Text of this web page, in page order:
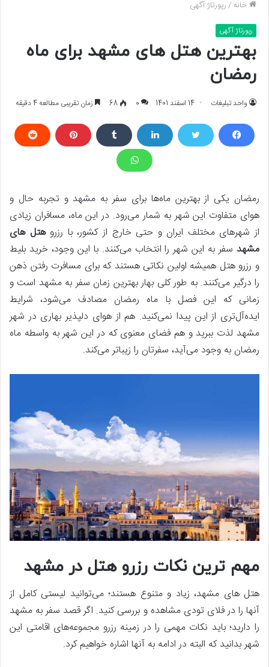
خانه /رپورتاژ آگهی
رپورتاژ آگهی
بهترین هتل های مشهد برای ماه
رمضان
واحد تبلیغات 14 اسفند 1401 0
68 زمان تقریبی مطالعه 4 دقیقه
رمضان یکی از بهترین ماه‌ها برای سفر به مشهد و تجربه حال و
هوای متفاوت این شهر به شمار می‌رود. در این ماه، مسافران زیادی
از شهرهای مختلف ایران و حتی خارج از کشور، با رزروهتل های
مشهد سفر به این شهر را انتخاب می‌کنند. با این وجود، خرید بلیط
و رزرو هتل همیشه اولین نکاتی هستند که برای مسافرت رفتن ذهن
را درگیر می‌کنند. به طور کلی بهار بهترین زمان سفر به مشهد است و
زمانی که این فصل با ماه رمضان مصادف می‌شود، شرایط
ایده‌آل‌تری از این پیدا نمی‌کنید. هم از هوای دلپذیر بهاری در شهر
مشهد لذت ببرید و هم فضای معنوی که در این شهر به واسطه ماه
رمضان به وجود می‌آید، سفرتان را زیباتر می‌کند.
مهم ترین نکات رزرو هتل در مشهد
هتل های مشهد، زیاد و متنوع هستند؛ می‌توانید لیستی کامل از
آنها را در فلای تودی مشاهده و بررسی کنید. اگر قصد سفر به مشهد
را دارید؛ باید نکات مهمی را در زمینه رزرو مجموعه‌های اقامتی این
شهر بدانید که البته در ادامه به آنها اشاره خواهیم کرد.